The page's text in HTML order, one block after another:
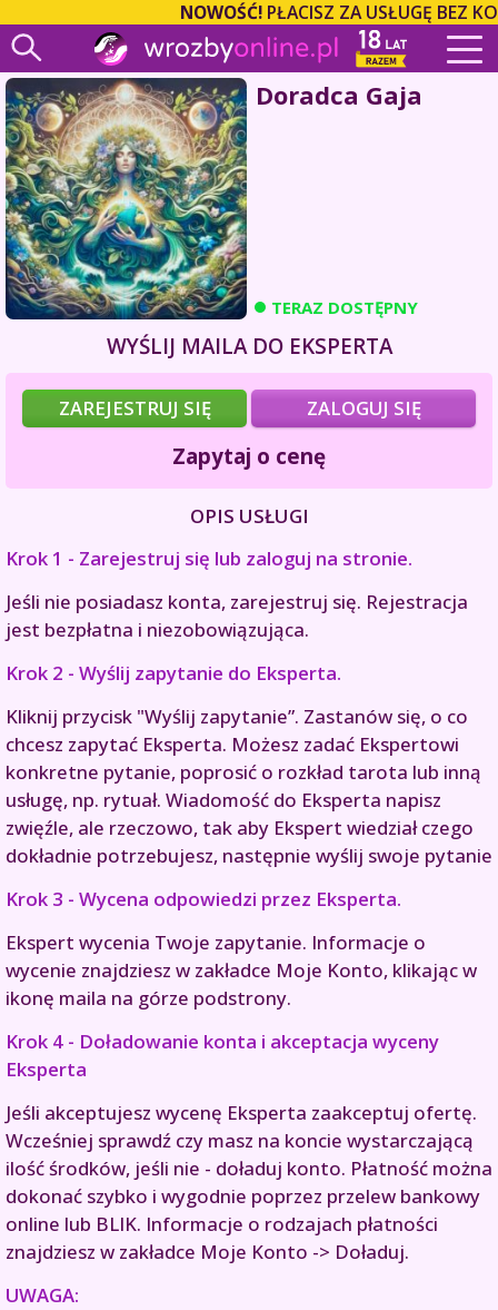
NOWOŚĆ!PŁACISZ ZA USŁUGĘ BEZ
Doradca Gaja
TERAZ DOSTĘPNY
WYŚLIJ MAILA DO EKSPERTA
ZAREJESTRUJ SIĘ ZALOGUJ SIĘ
Zapytaj o cenę
OPIS USŁUGI
Krok 1 - Zarejestruj się lub zaloguj na stronie.
Jeśli nie posiadasz konta, zarejestruj się. Rejestracja
jest bezpłatna i niezobowiązująca.
Krok 2 - Wyślij zapytanie do Eksperta.
Kliknij przycisk "Wyślij zapytanie”. Zastanów się, o co
chcesz zapytać Eksperta. Możesz zadać Ekspertowi
konkretne pytanie, poprosić o rozkład tarota lub inną
usługę, np. rytuał. Wiadomość do Eksperta napisz
zwięźle, ale rzeczowo, tak aby Ekspert wiedział czego
dokładnie potrzebujesz, następnie wyślij swoje pytanie
Krok 3 - Wycena odpowiedzi przez Eksperta.
Ekspert wycenia Twoje zapytanie. Informacje o
wycenie znajdziesz w zakładce Moje Konto, klikając w
ikonę maila na górze podstrony.
Krok 4 - Doładowanie konta i akceptacja wyceny
Eksperta
Jeśli akceptujesz wycenę Eksperta zaakceptuj ofertę.
Wcześniej sprawdź czy masz na koncie wystarczającą
ilość środków, jeśli nie - doładuj konto. Płatność można
dokonać szybko i wygodnie poprzez przelew bankowy
online lub BLIK. Informacje o rodzajach płatności
znajdziesz w zakładce Moje Konto -> Doładuj.
UWAGA: